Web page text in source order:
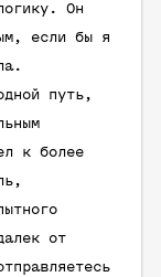
Он
если бы я
путь,
к более
от